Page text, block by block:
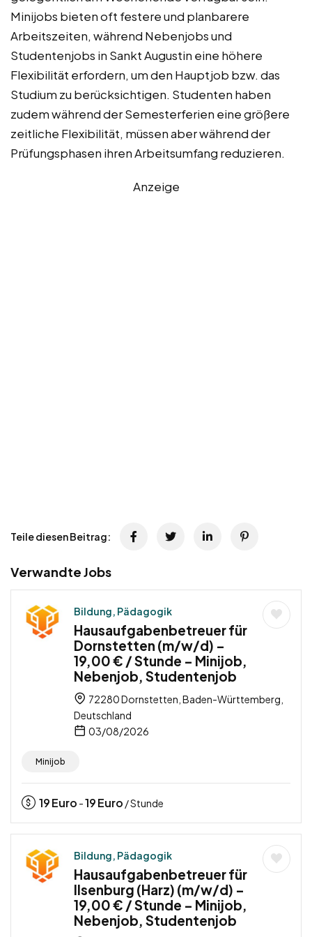
Minijobs bieten oft festere und planbarere
Arbeitszeiten, während Nebenjobs und
Studentenjobs in Sankt Augustin eine höhere
Flexibilität erfordern, um den Hauptjob bzw. das
Studium zu berücksichtigen. Studenten haben
zudem während der Semesterferien eine größere
zeitliche Flexibilität, müssen aber während der
Prüfungsphasen ihren Arbeitsumfang reduzieren.
Anzeige
Teile diesen Beitrag:
Verwandte Jobs
Bildung, Pädagogik
Hausaufgabenbetreuer für
Dornstetten (m/w/d) –
19,00 € / Stunde – Minijob,
Nebenjob, Studentenjob
72280 Dornstetten, Baden-Württemberg,
Deutschland
03/08/2026
Minijob
19Euro -19Euro / Stunde
Bildung, Pädagogik
Hausaufgabenbetreuer für
Ilsenburg (Harz) (m/w/d) –
19,00 € / Stunde – Minijob,
Nebenjob, Studentenjob